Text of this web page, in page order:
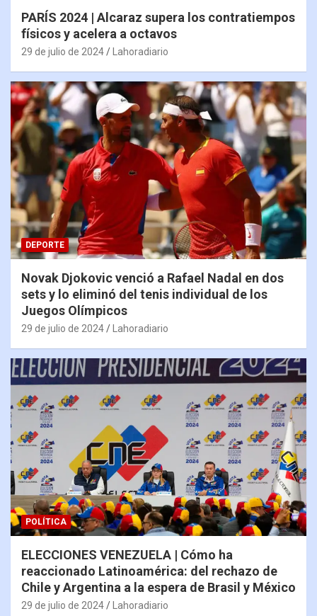
PARÍS 2024 | Alcaraz supera los contratiempos
físicos y acelera a octavos
29 de julio de 2024 Lahoradiario
DEPORTE
Novak Djokovic venció a Rafael Nadal en dos
sets y lo eliminó del tenis individual de los
Juegos Olímpicos
29 de julio de 2024 Lahoradiario
POLÍTICA
ELECCIONES VENEZUELA | Cómo ha
reaccionado Latinoamérica: del rechazo de
Chile y Argentina a la espera de Brasil y México
29 de julio de 2024 Lahoradiario